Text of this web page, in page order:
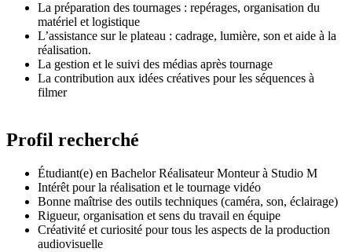
La préparation des tournages : repérages, organisation du
matériel et logistique
L’assistance sur le plateau : cadrage, lumière, son et aide à la
réalisation.
La gestion et le suivi des médias après tournage
La contribution aux idées créatives pour les séquences à
filmer
Profil recherché
Étudiant(e) en Bachelor Réalisateur Monteur à Studio M
Intérêt pour la réalisation et le tournage vidéo
Bonne maîtrise des outils techniques (caméra, son, éclairage)
Rigueur, organisation et sens du travail en équipe
Créativité et curiosité pour tous les aspects de la production
audiovisuelle